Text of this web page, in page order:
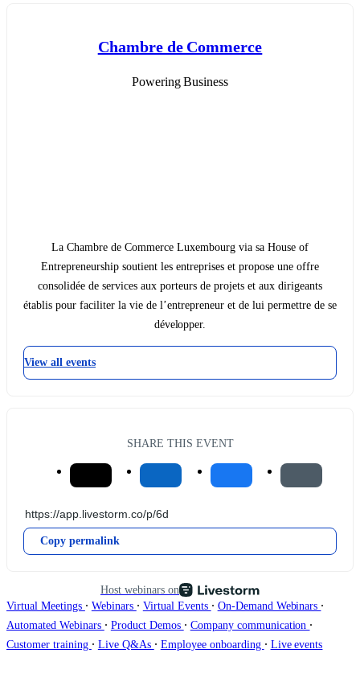
Chambre de Commerce
Powering Business
La Chambre de Commerce Luxembourg via sa House of
Entrepreneurship soutient les entreprises et propose une offre
consolidée de services aux porteurs de projets et aux dirigeants
établis pour faciliter la vie de l’entrepreneur et de lui permettre de se
développer.
View all events
SHARE THIS EVENT
Copy permalink
Host webinars on
Virtual Meetings ∙ Webinars ∙ Virtual Events ∙ On-Demand Webinars ∙
Automated Webinars ∙ Product Demos ∙ Company communication ∙
Customer training ∙ Live Q&As ∙ Employee onboarding ∙ Live events